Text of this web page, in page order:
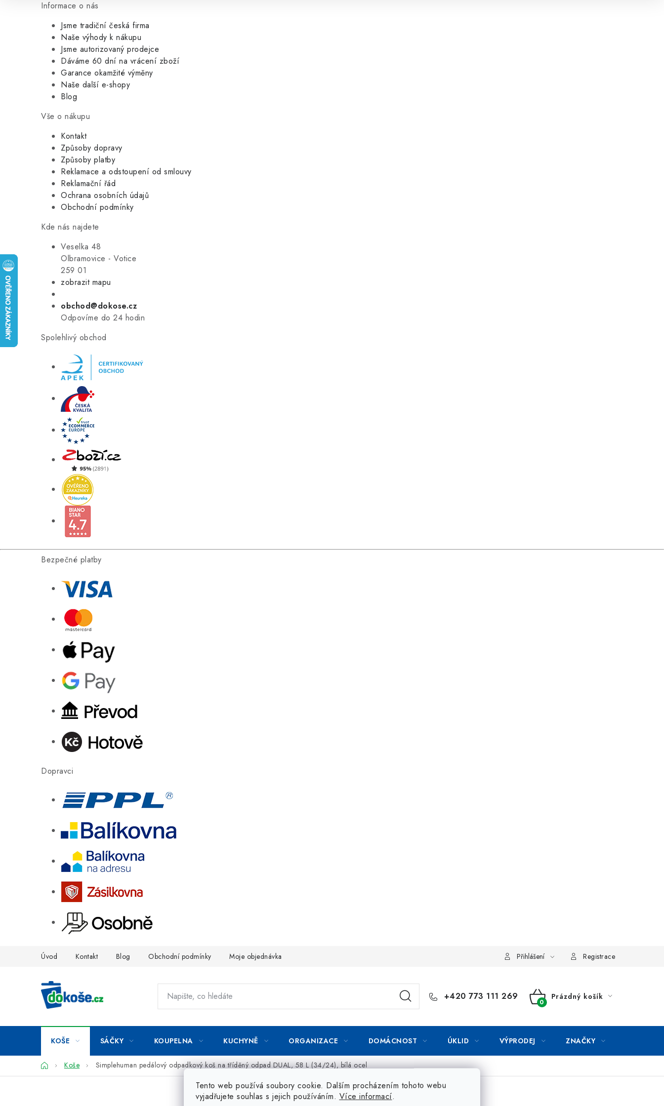
Informace o nás
Jsme tradiční česká firma
Naše výhody k nákupu
Jsme autorizovaný prodejce
Dáváme 60 dní na vrácení zboží
Garance okamžité výměny
Naše další e-shopy
Blog
Vše o nákupu
Kontakt
Způsoby dopravy
Způsoby platby
Reklamace a odstoupení od smlouvy
Reklamační řád
Ochrana osobních údajů
Obchodní podmínky
Kde nás najdete
Veselka 48
Olbramovice - Votice
259 01
zobrazit mapu
obchod@dokose.cz
Odpovíme do 24 hodin
Spolehlivý obchod
Bezpečné platby
Dopravci
Tento web používá soubory cookie. Dalším procházením tohoto webu
vyjadřujete souhlas s jejich používáním. Více informací.
Úvod Kontakt Blog Obchodní podmínky Moje objednávka Přihlášení Registrace
+420 773 111 269
NÁKUPNÍ
Prázdný košík
KOŠE SÁČKY KOUPELNA KUCHYNĚ ORGANIZACE DOMÁCNOST ÚKLID VÝPRODEJ ZNAČKY
DomůKoše Simplehuman pedálový odpadkový koš na tříděný odpad DUAL, 58 L (34/24), bílá ocel